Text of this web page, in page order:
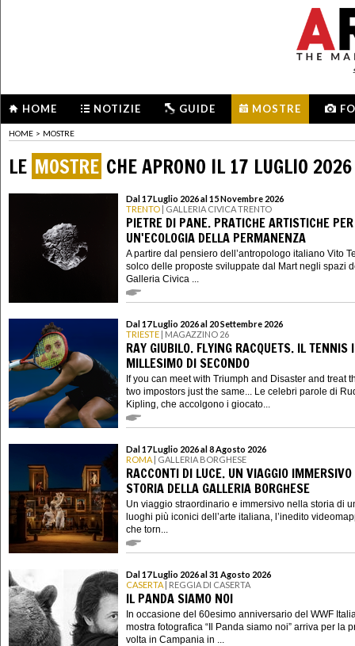
HOME NOTIZIE GUIDE MOSTRE
HOME > MOSTRE
LE MOSTRE CHE APRONO IL 17 LUGLIO 2026
Dal 17 Luglio 2026 al 15 Novembre 2026
TRENTO | GALLERIA CIVICA TRENTO
PIETRE DI PANE. PRATICHE ARTISTICHE PER
UN'ECOLOGIA DELLA PERMANENZA
A partire dal pensiero dell’antropologo italiano Vito
solco delle proposte sviluppate dal Mart negli spazi
Galleria Civica ...
Dal 17 Luglio 2026 al 20 Settembre 2026
TRIESTE | MAGAZZINO 26
RAY GIUBILO. FLYING RACQUETS. IL TENNIS
MILLESIMO DI SECONDO
If you can meet with Triumph and Disaster and treat
two impostors just the same... Le celebri parole di
Kipling, che accolgono i giocato...
Dal 17 Luglio 2026 al 8 Agosto 2026
ROMA | GALLERIA BORGHESE
RACCONTI DI LUCE. UN VIAGGIO
STORIA DELLA GALLERIA BORGHESE
Un viaggio straordinario e immersivo nella storia di
luoghi più iconici dell’arte italiana, l’inedito
che torn...
Dal 17 Luglio 2026 al 31 Agosto 2026
CASERTA | REGGIA DI CASERTA
IL PANDA SIAMO NOI
In occasione del 60esimo anniversario del WWF
mostra fotografica “Il Panda siamo noi” arriva per la
volta in Campania in ...